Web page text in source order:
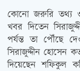
কোনো জরুরি তথ্য
খবর দিতেন
পর্যন্ত তা পৌঁছে
সিরাজুদ্দীন হোসেন
দিয়েছেন শফিকুল